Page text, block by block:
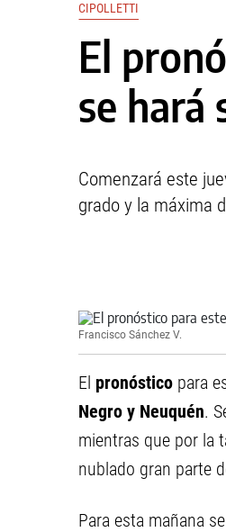
CIPOLLETTI
El
se hará
Comenzará este
grado y la máxima
Francisco Sánchez V.
El pronóstico para
Negro y Neuquén.
mientras que por la
nublado gran parte
Para esta mañana